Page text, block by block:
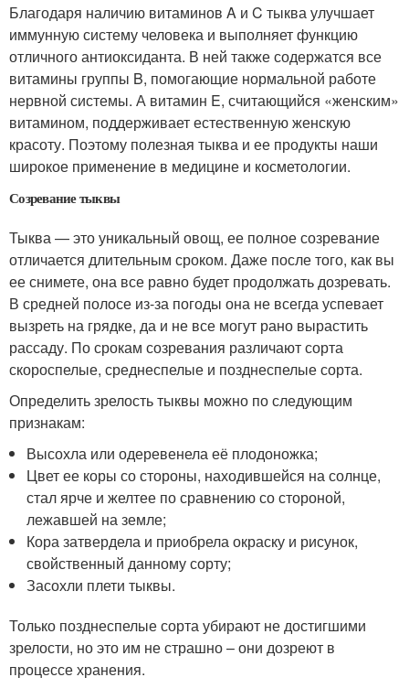
Благодаря наличию витаминов A и C тыква улучшает
иммунную систему человека и выполняет функцию
отличного антиоксиданта. В ней также содержатся все
витамины группы B, помогающие нормальной работе
нервной системы. А витамин E, считающийся «женским»
витамином, поддерживает естественную женскую
красоту. Поэтому полезная тыква и ее продукты наши
широкое применение в медицине и косметологии.
Созревание тыквы
Тыква — это уникальный овощ, ее полное созревание
отличается длительным сроком. Даже после того, как вы
ее снимете, она все равно будет продолжать дозревать.
В средней полосе из-за погоды она не всегда успевает
вызреть на грядке, да и не все могут рано вырастить
рассаду. По срокам созревания различают сорта
скороспелые, среднеспелые и позднеспелые сорта.
Определить зрелость тыквы можно по следующим
признакам:
Высохла или одеревенела её плодоножка;
Цвет ее коры со стороны, находившейся на солнце,
стал ярче и желтее по сравнению со стороной,
лежавшей на земле;
Кора затвердела и приобрела окраску и рисунок,
свойственный данному сорту;
Засохли плети тыквы.
Только позднеспелые сорта убирают не достигшими
зрелости, но это им не страшно – они дозреют в
процессе хранения.